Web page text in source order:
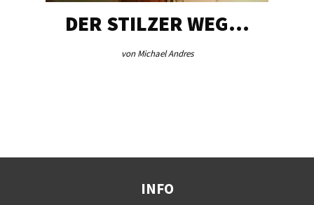
DER STILZER WEG…
von Michael Andres
INFO